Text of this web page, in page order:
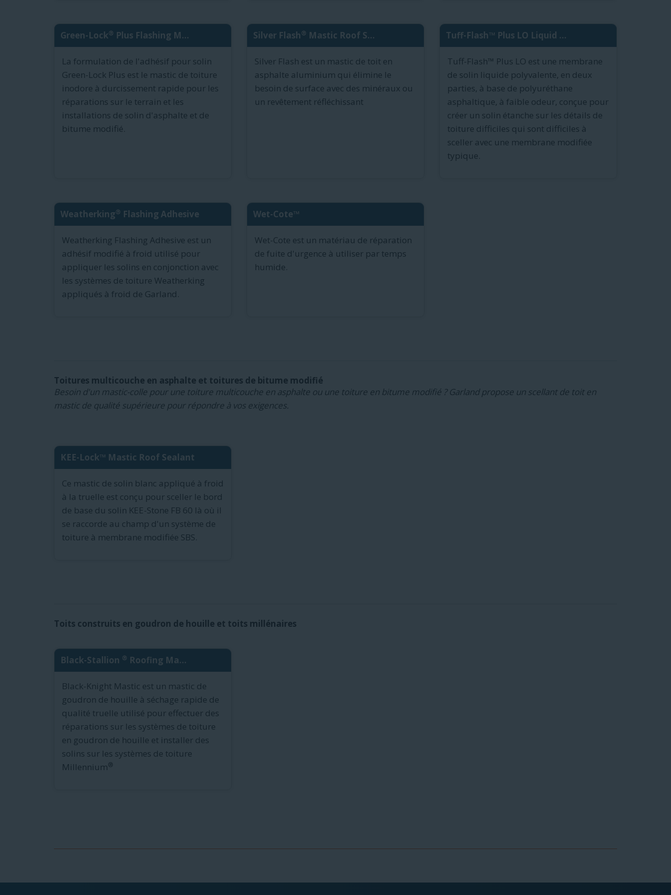
Green-Lock® Plus Flashing M...
La formulation de l'adhésif pour solin
Green-Lock Plus est le mastic de toiture
inodore à durcissement rapide pour les
réparations sur le terrain et les
installations de solin d'asphalte et de
bitume modifié.
Silver Flash® Mastic Roof S...
Silver Flash est un mastic de toit en
asphalte aluminium qui élimine le
besoin de surface avec des minéraux ou
un revêtement réfléchissant
Tuff-Flash™ Plus LO Liquid ...
Tuff-Flash™ Plus LO est une membrane
de solin liquide polyvalente, en deux
parties, à base de polyuréthane
asphaltique, à faible odeur, conçue pour
créer un solin étanche sur les détails de
toiture difficiles qui sont difficiles à
sceller avec une membrane modifiée
typique.
Weatherking® Flashing Adhesive
Weatherking Flashing Adhesive est un
adhésif modifié à froid utilisé pour
appliquer les solins en conjonction avec
les systèmes de toiture Weatherking
appliqués à froid de Garland.
Wet-Cote™
Wet-Cote est un matériau de réparation
de fuite d'urgence à utiliser par temps
humide.
Toitures multicouche en asphalte et toitures de bitume modifié
Besoin d'un mastic-colle pour une toiture multicouche en asphalte ou une toiture en bitume modifié ? Garland propose un scellant de toit en
mastic de qualité supérieure pour répondre à vos exigences.
KEE-Lock™ Mastic Roof Sealant
Ce mastic de solin blanc appliqué à froid
à la truelle est conçu pour sceller le bord
de base du solin KEE-Stone FB 60 là où il
se raccorde au champ d'un système de
toiture à membrane modifiée SBS.
Toits construits en goudron de houille et toits millénaires
Black-Stallion ® Roofing Ma...
Black-Knight Mastic est un mastic de
goudron de houille à séchage rapide de
qualité truelle utilisé pour effectuer des
réparations sur les systèmes de toiture
en goudron de houille et installer des
solins sur les systèmes de toiture
Millennium®